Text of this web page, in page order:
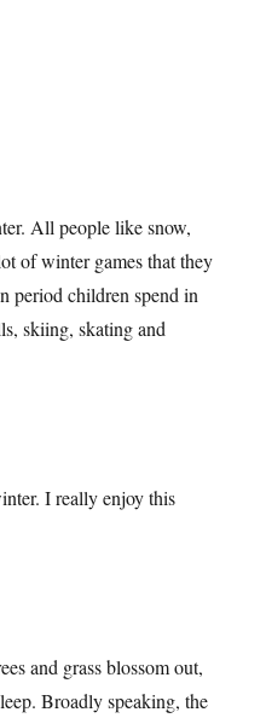
All people like snow,
of winter games that they
period children spend in
skiing, skating and
I really enjoy this
and grass blossom out,
Broadly speaking, the